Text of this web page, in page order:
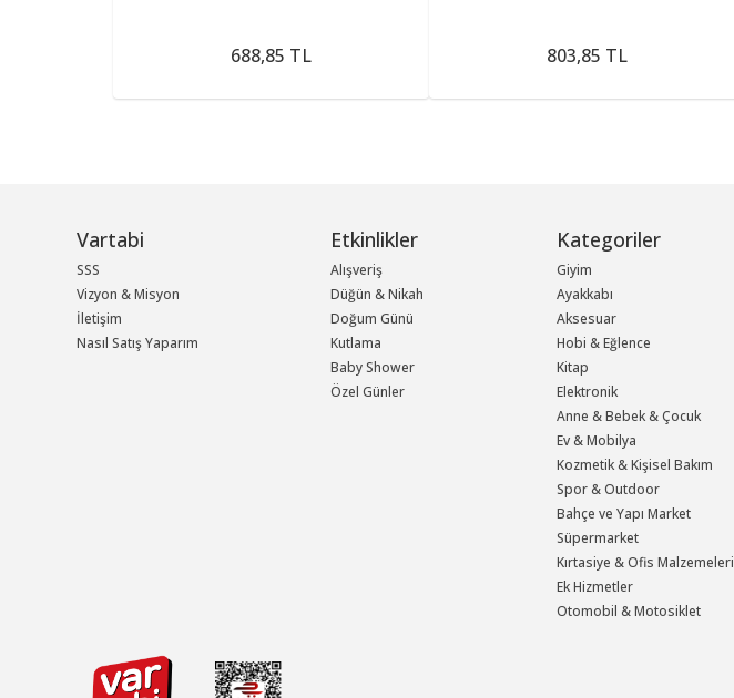
688,85 TL 803,85 TL
Vartabi
SSS
Vizyon & Misyon
İletişim
Nasıl Satış Yaparım
Etkinlikler
Alışveriş
Düğün & Nikah
Doğum Günü
Kutlama
Baby Shower
Özel Günler
Kategoriler
Giyim
Ayakkabı
Aksesuar
Hobi & Eğlence
Kitap
Elektronik
Anne & Bebek & Çocuk
Ev & Mobilya
Kozmetik & Kişisel Bakım
Spor & Outdoor
Bahçe ve Yapı Market
Süpermarket
Kırtasiye & Ofis Malzemeleri
Ek Hizmetler
Otomobil & Motosiklet